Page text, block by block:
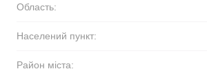
Область:
Населений пункт:
Район міста: